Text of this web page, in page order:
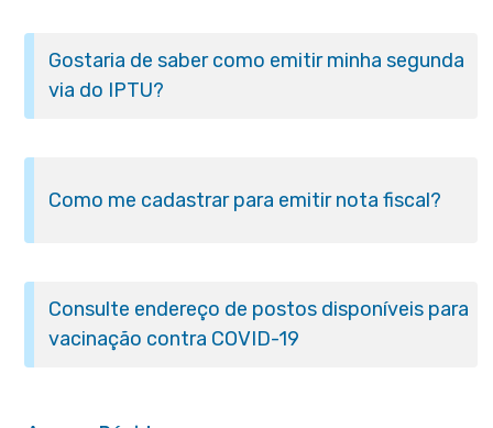
Gostaria de saber como emitir minha segunda
via do IPTU?
Como me cadastrar para emitir nota fiscal?
Consulte endereço de postos disponíveis para
vacinação contra COVID-19